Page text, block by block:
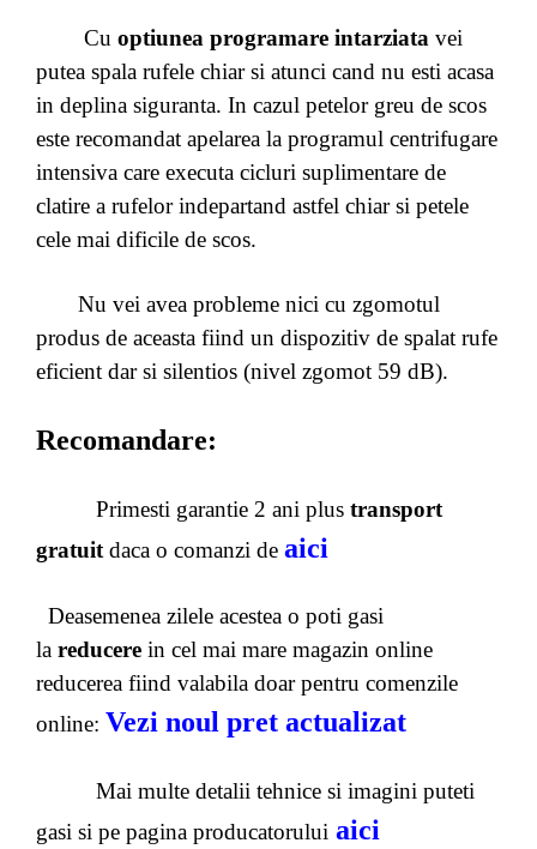
Cu optiunea programare intarziata vei
putea spala rufele chiar si atunci cand nu esti acasa
in deplina siguranta. In cazul petelor greu de scos
este recomandat apelarea la programul centrifugare
intensiva care executa cicluri suplimentare de
clatire a rufelor indepartand astfel chiar si petele
cele mai dificile de scos.
Nu vei avea probleme nici cu zgomotul
produs de aceasta fiind un dispozitiv de spalat rufe
eficient dar si silentios (nivel zgomot 59 dB).
Recomandare:
Primesti garantie 2 ani plus transport
gratuit daca o comanzi de aici
Deasemenea zilele acestea o poti gasi
la reducere in cel mai mare magazin online
reducerea fiind valabila doar pentru comenzile
online: Vezi noul pret actualizat
Mai multe detalii tehnice si imagini puteti
gasi si pe pagina producatorului aici